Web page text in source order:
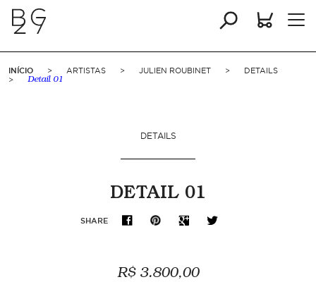
INÍCIO > ARTISTAS > JULIEN ROUBINET >
DETAILS
>
Detail 01
DETAILS
DETAIL 01
SHARE
R$ 3.800,00